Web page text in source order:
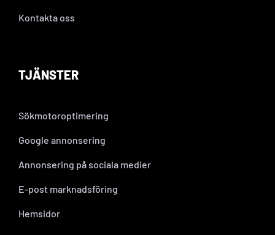
Kontakta oss
TJÄNSTER
Sökmotoroptimering
Google annonsering
Annonsering på sociala medier
E-post marknadsföring
Hemsidor